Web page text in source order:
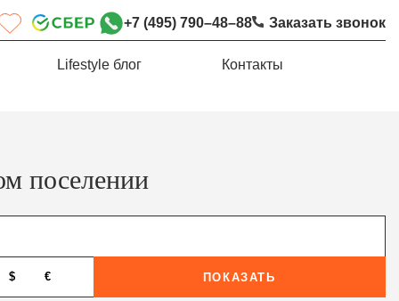
+7 (495) 790–48–88 Заказать звонок
Lifestyle блог Контакты
поселении
$ € ПОКАЗАТЬ